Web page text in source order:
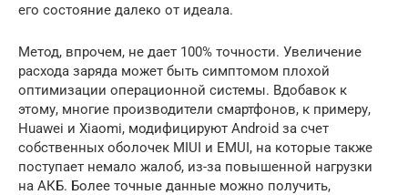
его состояние далеко от идеала.
Метод, впрочем, не дает 100% точности. Увеличение
расхода заряда может быть симптомом плохой
оптимизации операционной системы. Вдобавок к
этому, многие производители смартфонов, к примеру,
Huawei и Xiaomi, модифицируют Android за счет
собственных оболочек MIUI и EMUI, на которые также
поступает немало жалоб, из-за повышенной нагрузки
на АКБ. Более точные данные можно получить,